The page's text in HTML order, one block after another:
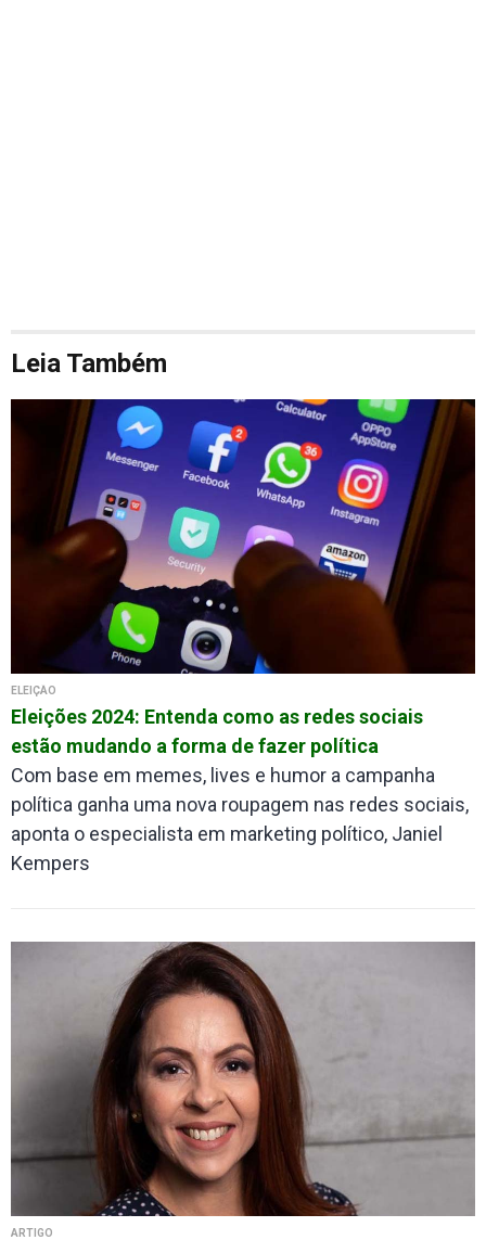
Leia Também
ELEIÇÃO
Eleições 2024: Entenda como as redes sociais
estão mudando a forma de fazer política
Com base em memes, lives e humor a campanha
política ganha uma nova roupagem nas redes sociais,
aponta o especialista em marketing político, Janiel
Kempers
ARTIGO